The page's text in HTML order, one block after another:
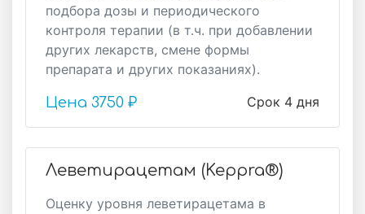
подбора дозы и периодического
контроля терапии (в т.ч. при добавлении
других лекарств, смене формы
препарата и других показаниях).
Срок 4 дня
Цена 3750 ₽
Леветирацетам (Keppra®)
Оценку уровня леветирацетама в